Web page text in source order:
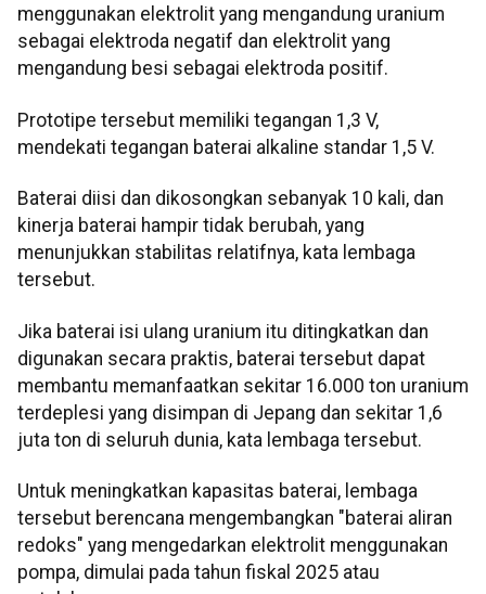
menggunakan elektrolit yang mengandung uranium
sebagai elektroda negatif dan elektrolit yang
mengandung besi sebagai elektroda positif.
Prototipe tersebut memiliki tegangan 1,3 V,
mendekati tegangan baterai alkaline standar 1,5 V.
Baterai diisi dan dikosongkan sebanyak 10 kali, dan
kinerja baterai hampir tidak berubah, yang
menunjukkan stabilitas relatifnya, kata lembaga
tersebut.
Jika baterai isi ulang uranium itu ditingkatkan dan
digunakan secara praktis, baterai tersebut dapat
membantu memanfaatkan sekitar 16.000 ton uranium
terdeplesi yang disimpan di Jepang dan sekitar 1,6
juta ton di seluruh dunia, kata lembaga tersebut.
Untuk meningkatkan kapasitas baterai, lembaga
tersebut berencana mengembangkan "baterai aliran
redoks" yang mengedarkan elektrolit menggunakan
pompa, dimulai pada tahun fiskal 2025 atau